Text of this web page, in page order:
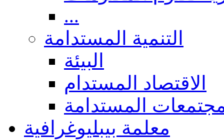
...
التنمية المستدامة
البيئة
الاقتصاد المستدام
المستدامة
معلمة بيبليوغرافية